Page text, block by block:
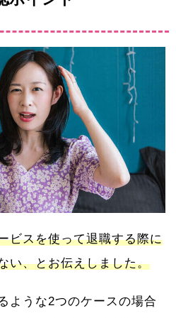
ビスを使って退職する際に
い、とお伝えしました。
ような2つのケースの場合